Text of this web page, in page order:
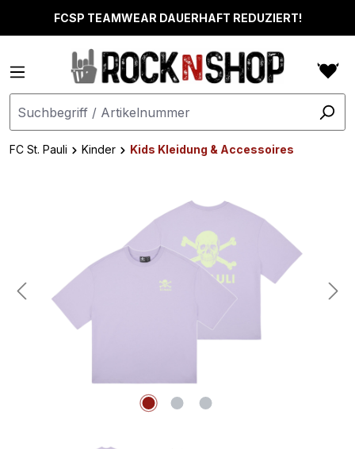
springenFCSP TEAMWEAR DAUERHAFT REDUZIERT!
FC St. Pauli Kinder
Kids Kleidung & Accessoires